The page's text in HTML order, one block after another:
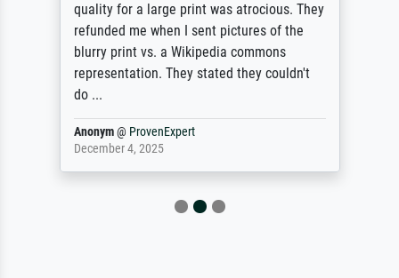
quality for a large print was atrocious. They
refunded me when I sent pictures of the
blurry print vs. a Wikipedia commons
representation. They stated they couldn't
do ...
Anonym@ ProvenExpert
December 4, 2025